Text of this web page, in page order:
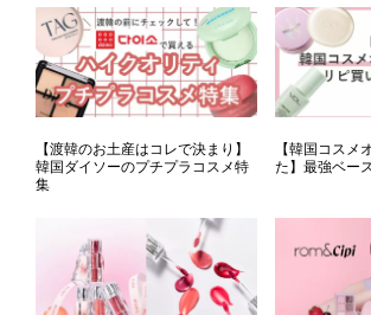
【渡韓のお土産はコレで決まり】
韓国ダイソーのプチプラコスメ特
集
【韓国コスメ
た】最強ベー